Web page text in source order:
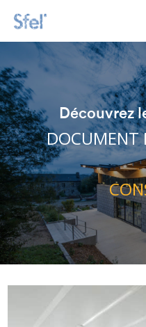
Découvrez
DOCUMENT